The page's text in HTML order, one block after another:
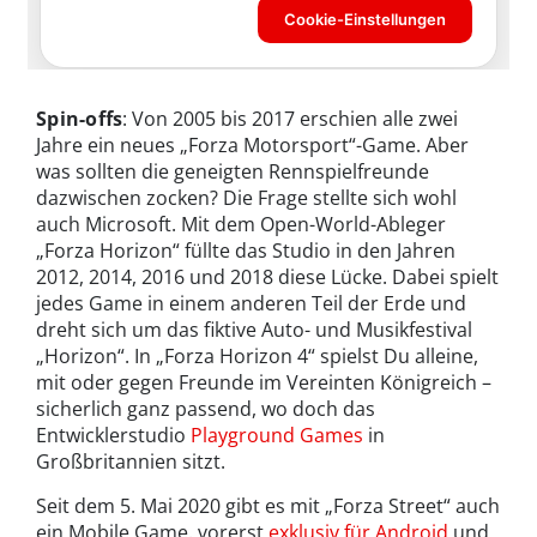
Spin-offs: Von 2005 bis 2017 erschien alle zwei
Jahre ein neues „Forza Motorsport“-Game. Aber
was sollten die geneigten Rennspielfreunde
dazwischen zocken? Die Frage stellte sich wohl
auch Microsoft. Mit dem Open-World-Ableger
„Forza Horizon“ füllte das Studio in den Jahren
2012, 2014, 2016 und 2018 diese Lücke. Dabei spielt
jedes Game in einem anderen Teil der Erde und
dreht sich um das fiktive Auto- und Musikfestival
„Horizon“. In „Forza Horizon 4“ spielst Du alleine,
mit oder gegen Freunde im Vereinten Königreich –
sicherlich ganz passend, wo doch das
Entwicklerstudio Playground Games in
Großbritannien sitzt.
Seit dem 5. Mai 2020 gibt es mit „Forza Street“ auch
ein Mobile Game, vorerst exklusiv für Android und